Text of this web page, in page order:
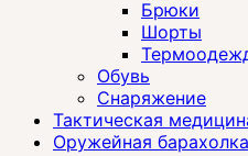
Брюки
Шорты
Обувь
Снаряжение
Тактическая
Оружейная барахолка